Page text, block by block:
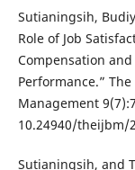
Sutianingsih,
Role of Job
Compensation
Performance.”
Management
10.24940/theijbm/
Sutianingsih, and